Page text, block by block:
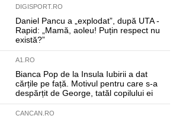
DIGISPORT.RO
Daniel Pancu a „explodat”, după UTA -
Rapid: „Mamă, aoleu! Puțin respect nu
există?”
A1.RO
Bianca Pop de la Insula Iubirii a dat
cărțile pe față. Motivul pentru care s-a
despărțit de George, tatăl copilului ei
CANCAN.RO